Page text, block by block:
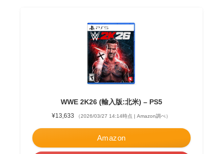
WWE 2K26 (輸入版:北米) – PS5
¥13,633 （2026/03/27 14:14時点 | Amazon調べ）
Amazon